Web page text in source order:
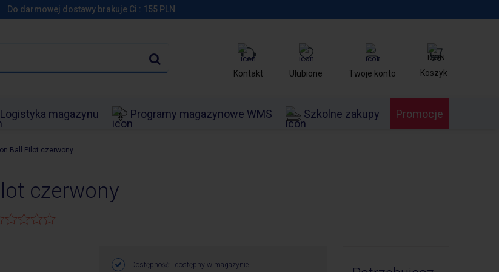
Do darmowej dostawy brakuje Ci : 155 PLN
Koszyk
Kontakt Ulubione Twoje konto
Logistyka magazynu Programy magazynowe WMS Szkolne zakupy Promocje
Ball Pilot czerwony
czerwony
Dostępność:
dostępny w magazynie